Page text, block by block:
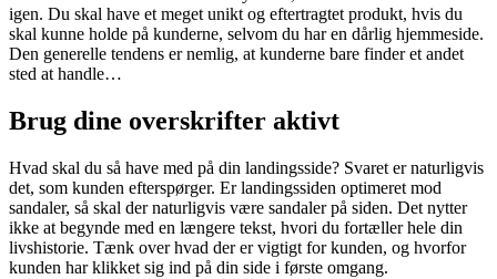
igen. Du skal have et meget unikt og eftertragtet produkt, hvis du
skal kunne holde på kunderne, selvom du har en dårlig hjemmeside.
Den generelle tendens er nemlig, at kunderne bare finder et andet
sted at handle…
Brug dine overskrifter aktivt
Hvad skal du så have med på din landingsside? Svaret er naturligvis
det, som kunden efterspørger. Er landingssiden optimeret mod
sandaler, så skal der naturligvis være sandaler på siden. Det nytter
ikke at begynde med en længere tekst, hvori du fortæller hele din
livshistorie. Tænk over hvad der er vigtigt for kunden, og hvorfor
kunden har klikket sig ind på din side i første omgang.